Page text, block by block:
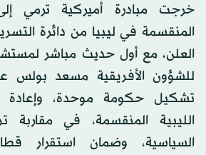
خرجت مبادرة أميركية ترمي
المنقسمة في ليبيا من دائرة
العلن، مع أول حديث مباشر
للشؤون الأفريقية مسعد
تشكيل حكومة موحدة، وإعادة
الليبية المنقسمة، في مقاربة
السياسية، وضمان استقرار